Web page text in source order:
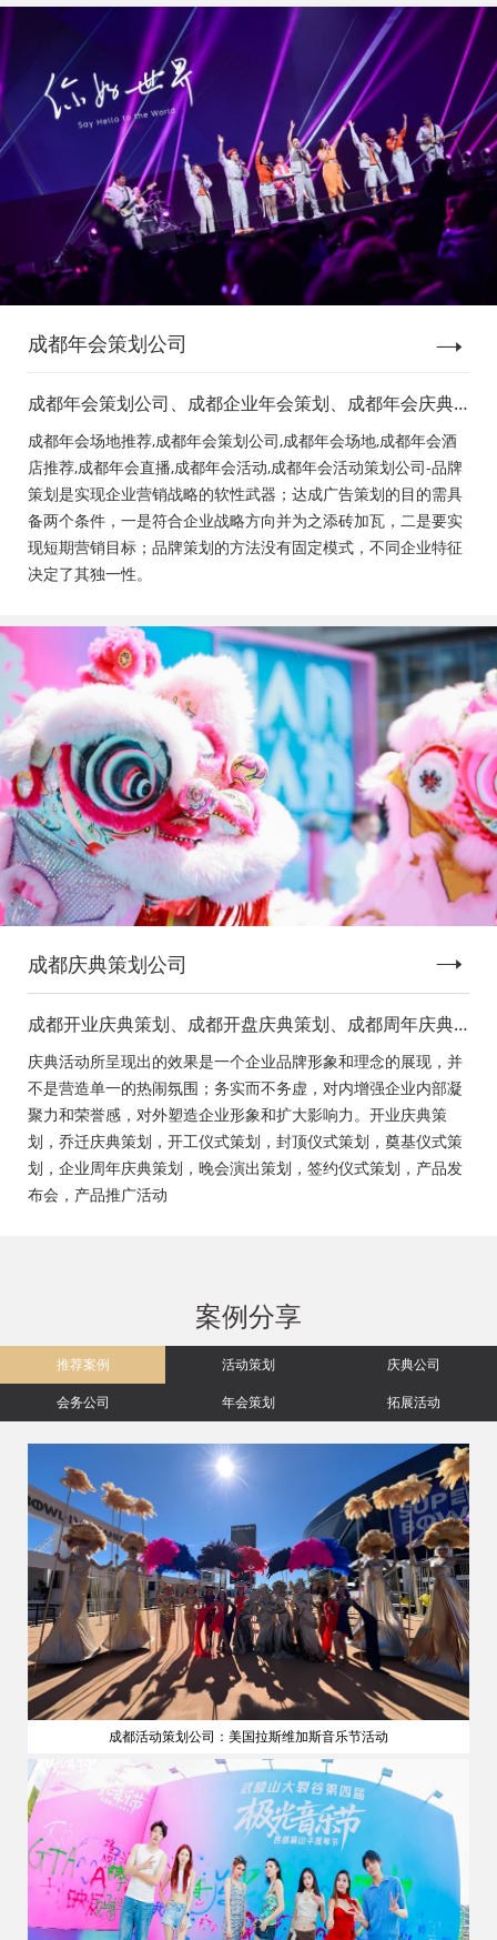
成都年会策划公司
成都年会策划公司、成都企业年会策划、成都年会庆典
策划、成都年会节目表演、成都年会节目演出、成都年
会活动策划公司、成都年会布置公司，成都年会现场搭
建公司，成都年会节目表演，年会节目创意节目，年会
策划方案详细流程，年会策划，年会致辞发言稿，年会
礼品，年会祝福语
成都年会场地推荐,成都年会策划公司,成都年会场地,成都年会酒
店推荐,成都年会直播,成都年会活动,成都年会活动策划公司-品牌
策划是实现企业营销战略的软性武器；达成广告策划的目的需具
备两个条件，一是符合企业战略方向并为之添砖加瓦，二是要实
现短期营销目标；品牌策划的方法没有固定模式，不同企业特征
决定了其独一性。
成都庆典策划公司
成都开业庆典策划、成都开盘庆典策划、成都周年庆典
策划、成都启动仪式策划、成都揭幕仪式策划、成都开
工仪式策划、成都竣工仪式策划、成都封顶仪式策划、
成都奠基仪式策划、成都签约仪式策划、成都挂牌仪式
策划、成都揭牌仪式策划、成都颁奖典礼策划
庆典活动所呈现出的效果是一个企业品牌形象和理念的展现，并
不是营造单一的热闹氛围；务实而不务虚，对内增强企业内部凝
聚力和荣誉感，对外塑造企业形象和扩大影响力。开业庆典策
划，乔迁庆典策划，开工仪式策划，封顶仪式策划，奠基仪式策
划，企业周年庆典策划，晚会演出策划，签约仪式策划，产品发
布会，产品推广活动
案例分享
推荐案例 活动策划
庆典公司
会务公司
年会策划 拓展活动
成都活动策划公司：美国拉斯维加斯音乐节活动